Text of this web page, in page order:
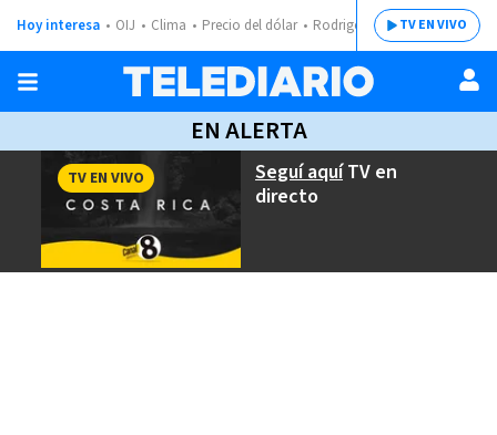
Hoy interesa OIJ Clima Precio del dólar Rodrigo ChavesTV EN VIVO
EN ALERTA
Seguí aquíTV en
directo
TV EN VIVO